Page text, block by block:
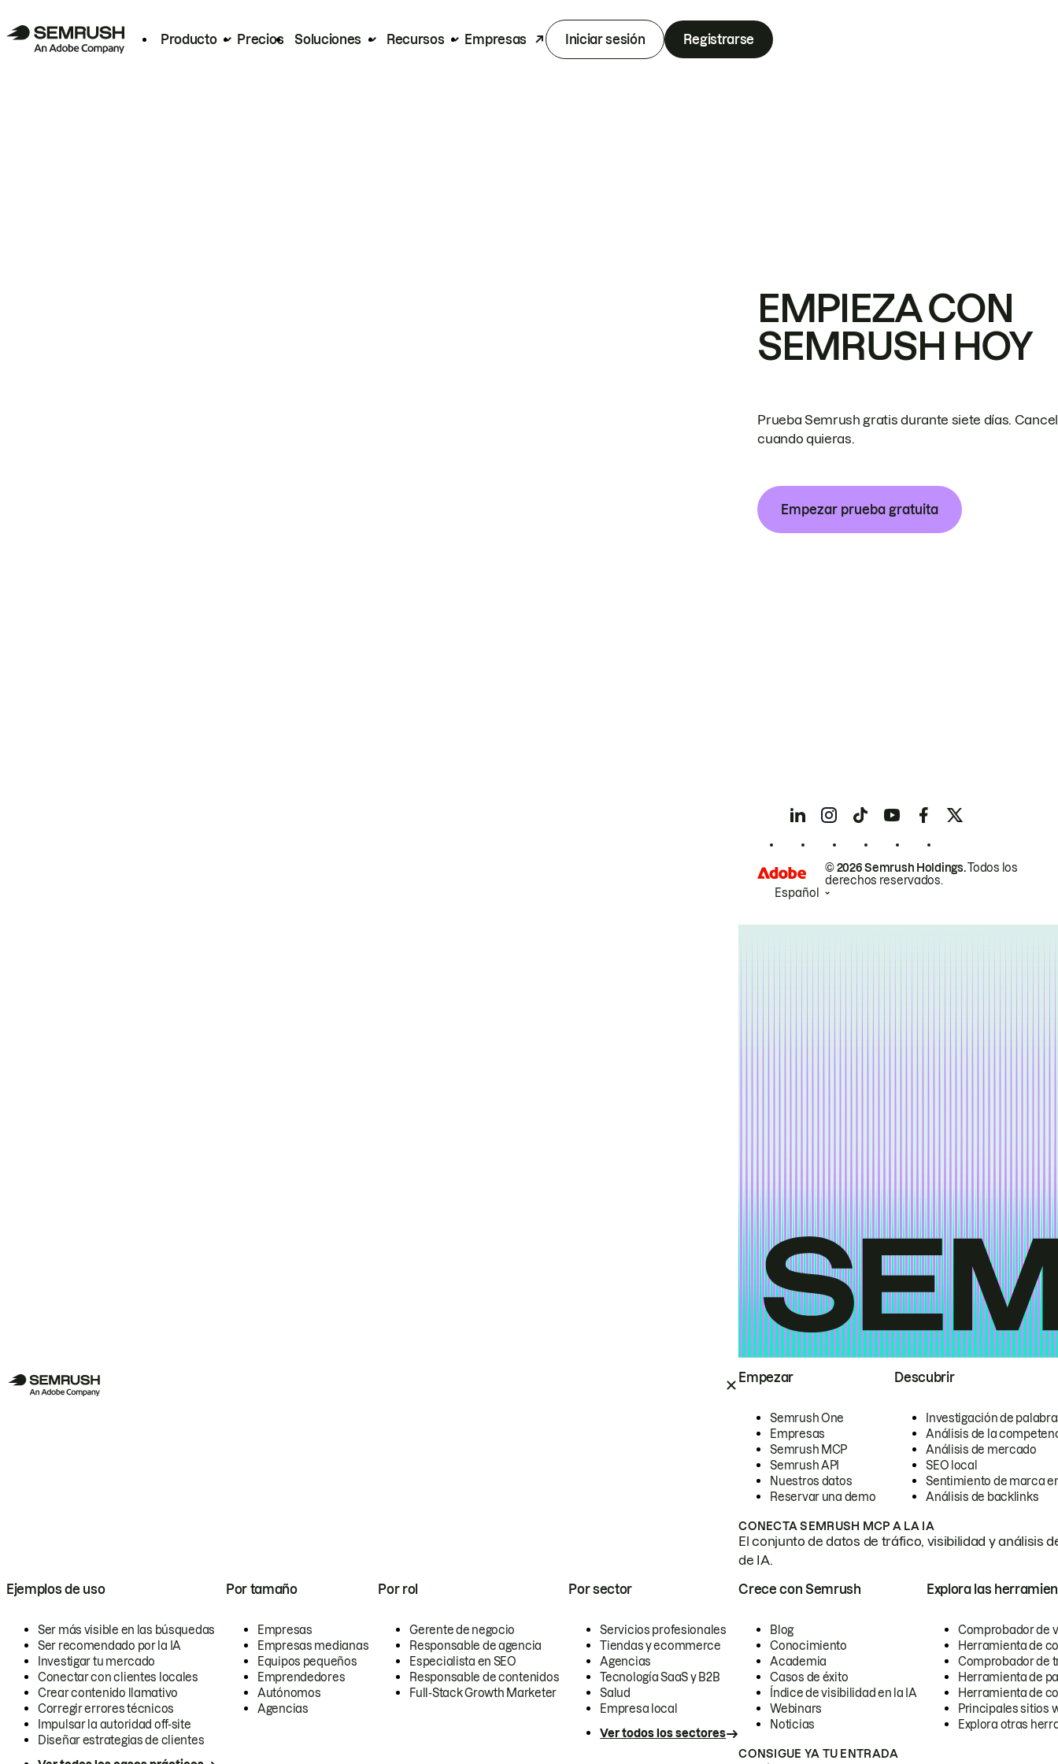
Producto Precios Soluciones Recursos Empresas Iniciar sesión Registrarse
Empezar
Semrush One
Empresas
Semrush MCP
Semrush API
Nuestros datos
Reservar una demo
Descubrir
Investigación de
Análisis de la
Análisis de mercado
SEO local
Sentimiento de marca
Análisis de backlinks
CONECTA SEMRUSH MCP A LA IA
El conjunto de datos de tráfico, visibilidad y análisis
de IA.
Ejemplos de uso
Ser más visible en las búsquedas
Ser recomendado por la IA
Investigar tu mercado
Conectar con clientes locales
Crear contenido llamativo
Corregir errores técnicos
Impulsar la autoridad off-site
Diseñar estrategias de clientes
Por tamaño
Empresas
Empresas medianas
Equipos pequeños
Emprendedores
Autónomos
Agencias
Por rol
Gerente de negocio
Responsable de agencia
Especialista en SEO
Responsable de contenidos
Full-Stack Growth Marketer
Por sector
Servicios profesionales
Tiendas y ecommerce
Agencias
Tecnología SaaS y B2B
Salud
Empresa local
Ver todos los sectores
Crece con Semrush
Blog
Conocimiento
Academia
Casos de éxito
Índice de visibilidad en la IA
Webinars
Noticias
Explora las
Comprobador de
Herramienta de
Comprobador de
Herramienta de
Herramienta de
Principales sitios
Explora otras
CONSIGUE YA TU ENTRADA
EMPIEZA CON
SEMRUSH HOY
Prueba Semrush gratis durante siete días.
cuando quieras.
Empezar prueba gratuita
© 2026 Semrush Holdings.Todos los
derechos reservados.
Español